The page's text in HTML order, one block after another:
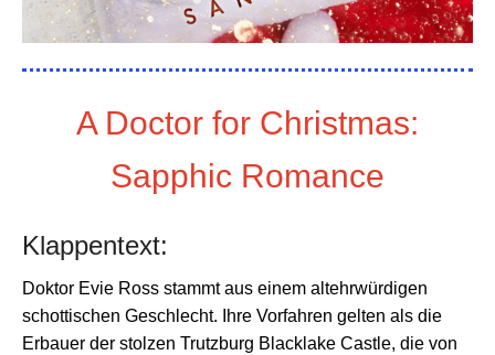
A Doctor for Christmas:
Sapphic Romance
Klappentext:
Doktor Evie Ross stammt aus einem altehrwürdigen
schottischen Geschlecht. Ihre Vorfahren gelten als die
Erbauer der stolzen Trutzburg Blacklake Castle, die von